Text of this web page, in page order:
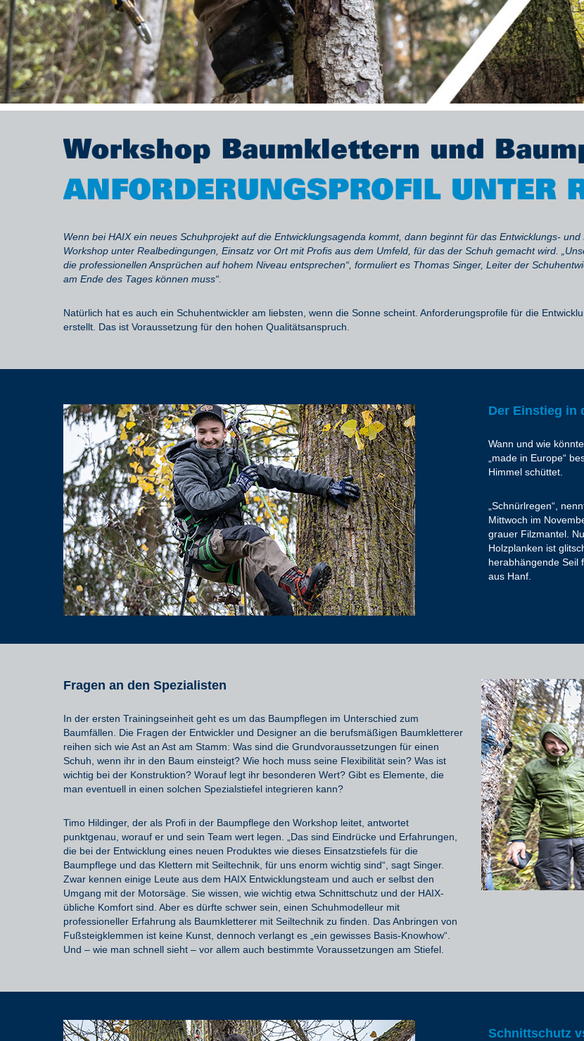
Wenn bei HAIX ein neues Schuhprojekt auf die Entwicklungsagendakommt, dannbeginntfür das Entwicklungs-
Workshop unter Realbedingungen, Einsatzvor Ortmit Profis aus dem Umfeld, für das der Schuh gemacht wird
die professionellen Ansprüchen auf hohem Niveau entsprechen“, formuliert es Thomas Singer, Leiter der
am Ende des Tages könnenmuss“
Natürlich hat es auchein Schuhentwickler am liebsten , wenn die Sonne scheint.Anforderungsprofile für die
erstellt . Das ist Voraussetzung fürden hohen Qualitätsanspruch.
Der Einstieg in
Wann und wie
„made in Europe“
Himmel schüttet.
„Schnürlregen“,
Mittwoch im
grauer Filzmantel.
Holzplanken ist
herabhängende Seil
aus Hanf.
Fragen an den Spezialisten
In der ersten Trainingseinheit geht es um das Baumpflegen im Unterschiedzum
Baumfällen. Die Fragender Entwickler und Designer an die berufsmäßigen Baumkletterer
reihen sich wieAst an Ast am Stamm:Was sind die Grundvoraussetzungen für einen
Schuh, wenn ihr in den Baum einsteigt?Wie hoch muss seine Flexibilität sein? Was ist
wichtig bei der Konstruktion?Worauf legt ihr besonderen Wert? Gibt es Elemente , die
man eventuell in einen solchen Spezialstiefel integrieren kann?
Timo Hildinger, der als Profi in der Baumpflege den Workshop leitet,antwortet
punktgenau , worauf er und sein Teamwert legen. „Das sind Eindrücke und Erfahrungen,
die bei der Entwicklung eines neuen Produktes wiedieses Einsatzstiefels für die
Baumpflege und das Klettern mit Seiltechnik, für uns enorm wichtig sind“, sagt Singer.
Zwar kennen einige Leute ausdem HAIX Entwicklungsteam und auch er selbstden
Umgang mit der Motorsäge . Sie wissen, wie wichtig etwa Schnittschutz undder HAIX-
übliche Komfortsind . Aber es dürfte schwer sein, einen Schuhmodelleur mit
professioneller Erfahrungals Baumkletterer mit Seiltechnikzu finden. DasAnbringen von
Fußsteigklemmen ist keine Kunst, dennochverlangtes „ein gewisses Basis-Knowhow“
Und – wie man schnell sieht – vor allemauch bestimmte Voraussetzungen am Stiefel.
Schnittschutz